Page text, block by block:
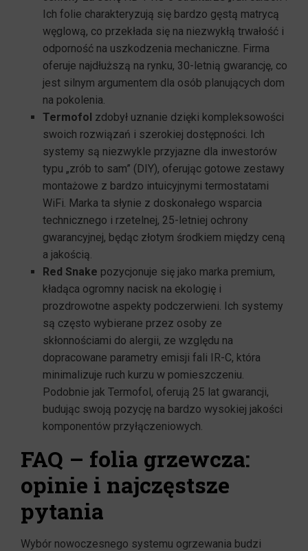
Ich folie charakteryzują się bardzo gęstą matrycą
węglową, co przekłada się na niezwykłą trwałość i
odporność na uszkodzenia mechaniczne. Firma
oferuje najdłuższą na rynku, 30-letnią gwarancję, co
jest silnym argumentem dla osób planujących dom
na pokolenia.
Termofol zdobył uznanie dzięki kompleksowości
swoich rozwiązań i szerokiej dostępności. Ich
systemy są niezwykle przyjazne dla inwestorów
typu „zrób to sam” (DIY), oferując gotowe zestawy
montażowe z bardzo intuicyjnymi termostatami
WiFi. Marka ta słynie z doskonałego wsparcia
technicznego i rzetelnej, 25-letniej ochrony
gwarancyjnej, będąc złotym środkiem między ceną
a jakością.
Red Snake pozycjonuje się jako marka premium,
kładąca ogromny nacisk na ekologię i
prozdrowotne aspekty podczerwieni. Ich systemy
są często wybierane przez osoby ze
skłonnościami do alergii, ze względu na
dopracowane parametry emisji fali IR-C, która
minimalizuje ruch kurzu w pomieszczeniu.
Podobnie jak Termofol, oferują 25 lat gwarancji,
budując swoją pozycję na bardzo wysokiej jakości
komponentów przyłączeniowych.
FAQ – folia grzewcza:
opinie i najczęstsze
pytania
Wybór nowoczesnego systemu ogrzewania budzi